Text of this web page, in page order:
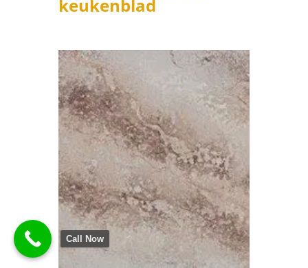
keukenblad
Call Now